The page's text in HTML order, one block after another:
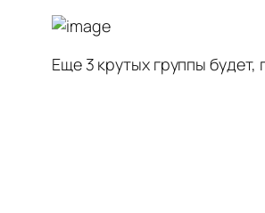
Еще 3 крутых группы